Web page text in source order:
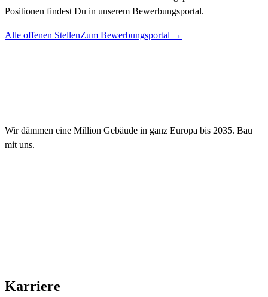
Positionen findest Du in unserem Bewerbungsportal.
Alle offenen StellenZum Bewerbungsportal →
Wir dämmen eine Million Gebäude in ganz Europa bis 2035. Bau
mit uns.
Karriere